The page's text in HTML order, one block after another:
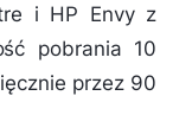
i HP Envy z
pobrania 10
przez 90